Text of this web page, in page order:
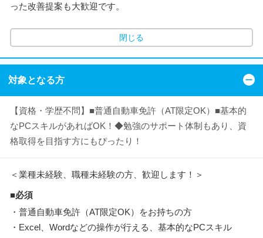
った改善提案も大歓迎です。
閉じる
対象となる方
【資格・学歴不問】■普通自動車免許（AT限定OK）■基本的
なPCスキルがあればOK！◆勉強のサポート体制もあり、資
格取得を目指す方にもぴったり！
＜業種未経験、職種未経験の方、歓迎します！＞
■必須
・普通自動車免許（AT限定OK）をお持ちの方
・Excel、Wordなどの操作が行える、基本的なPCスキル